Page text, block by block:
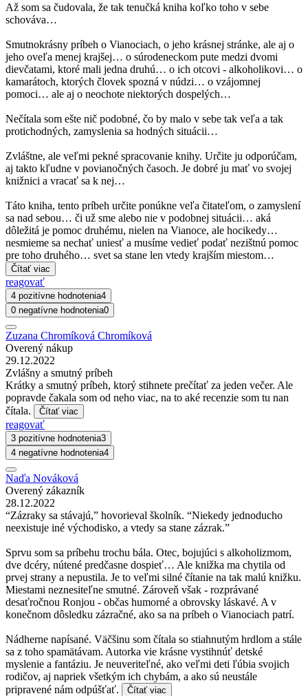
Až som sa čudovala, že tak tenučká kniha koľko toho v sebe
schováva…
Smutnokrásny príbeh o Vianociach, o jeho krásnej stránke, ale aj o
jeho oveľa menej krajšej… o súrodeneckom pute medzi dvomi
dievčatami, ktoré mali jedna druhú… o ich otcovi - alkoholikovi… o
kamarátoch, ktorých človek spozná v núdzi… o vzájomnej
pomoci… ale aj o neochote niektorých dospelých…
Nečítala som ešte nič podobné, čo by malo v sebe tak veľa a tak
protichodných, zamyslenia sa hodných situácii…
Zvláštne, ale veľmi pekné spracovanie knihy. Určite ju odporúčam,
aj takto kľudne v povianočných časoch. Je dobré ju mať vo svojej
knižnici a vracať sa k nej…
Táto kniha, tento príbeh určite ponúkne veľa čitateľom, o zamyslení
sa nad sebou… či už sme alebo nie v podobnej situácii… aká
dôležitá je pomoc druhému, nielen na Vianoce, ale hocikedy…
nesmieme sa nechať uniesť a musíme vedieť podať nezištnú pomoc
pre toho druhého… svet sa stane len vtedy krajším miestom…
Čítať viac
reagovať
4 pozitívne hodnotenia4
0 negatívne hodnotenia0
Zuzana Chromíková Chromíková
Overený nákup
29.12.2022
Zvlášny a smutný príbeh
Krátky a smutný príbeh, ktorý stihnete prečítať za jeden večer. Ale
popravde čakala som od neho viac, na to aké recenzie som tu nan
čítala.
Čítať viac
reagovať
3 pozitívne hodnotenia3
4 negatívne hodnotenia4
Naďa Nováková
Overený zákazník
28.12.2022
“Zázraky sa stávajú,” hovorieval školník. “Niekedy jednoducho
neexistuje iné východisko, a vtedy sa stane zázrak.”
Sprvu som sa príbehu trochu bála. Otec, bojujúci s alkoholizmom,
dve dcéry, nútené predčasne dospieť… Ale knižka ma chytila od
prvej strany a nepustila. Je to veľmi silné čítanie na tak malú knižku.
Miestami neznesiteľne smutné. Zároveň však - rozprávané
desaťročnou Ronjou - občas humorné a obrovsky láskavé. A v
konečnom dôsledku zázračné, ako sa na príbeh o Vianociach patrí.
Nádherne napísané. Väčšinu som čítala so stiahnutým hrdlom a stále
sa z toho spamätávam. Autorka vie krásne vystihnúť detské
myslenie a fantáziu. Je neuveriteľné, ako veľmi deti ľúbia svojich
rodičov, aj napriek všetkým ich chybám, a ako sú neustále
pripravené nám odpúšťať.
Čítať viac